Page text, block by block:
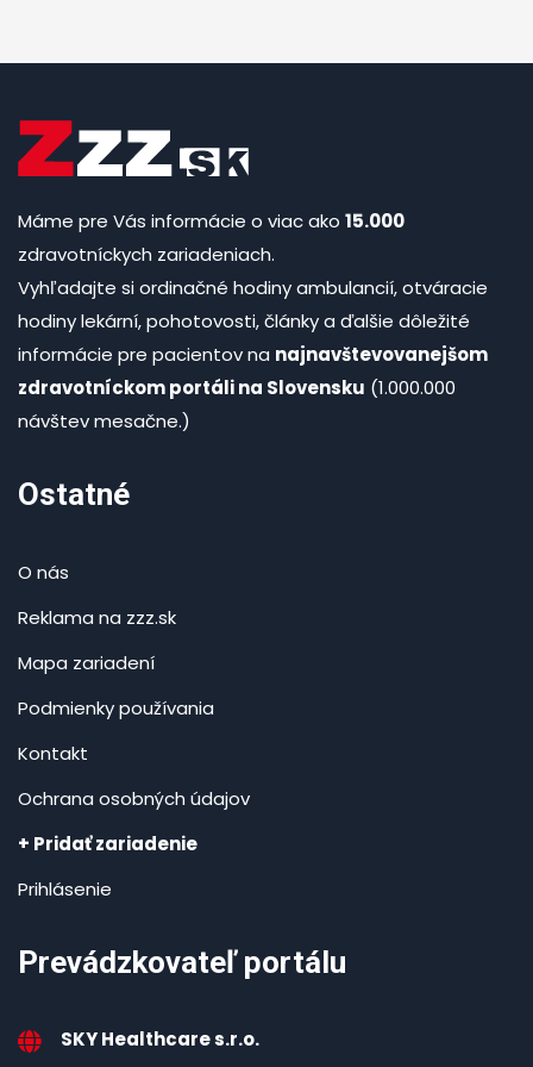
Máme pre Vás informácie o viac ako 15.000
zdravotníckych zariadeniach.
Vyhľadajte si ordinačné hodiny ambulancií, otváracie
hodiny lekární, pohotovosti, články a ďalšie dôležité
informácie pre pacientov na najnavštevovanejšom
zdravotníckom portáli na Slovensku (1.000.000
návštev mesačne.)
Ostatné
O nás
Reklama na zzz.sk
Mapa zariadení
Podmienky používania
Kontakt
Ochrana osobných údajov
+ Pridať zariadenie
Prihlásenie
Prevádzkovateľ portálu
SKY Healthcare s.r.o.